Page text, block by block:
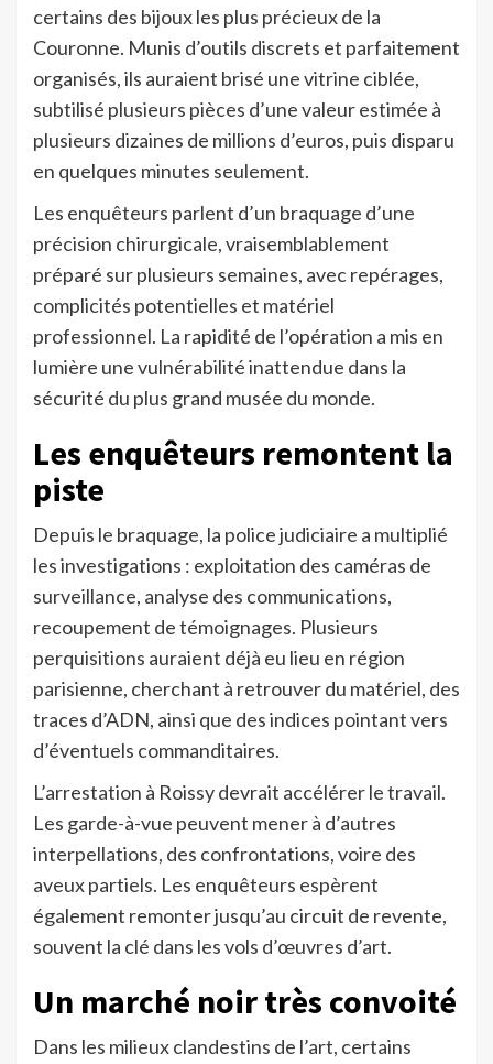
certains des bijoux les plus précieux de la
Couronne. Munis d’outils discrets et parfaitement
organisés, ils auraient brisé une vitrine ciblée,
subtilisé plusieurs pièces d’une valeur estimée à
plusieurs dizaines de millions d’euros, puis disparu
en quelques minutes seulement.
Les enquêteurs parlent d’un braquage d’une
précision chirurgicale, vraisemblablement
préparé sur plusieurs semaines, avec repérages,
complicités potentielles et matériel
professionnel. La rapidité de l’opération a mis en
lumière une vulnérabilité inattendue dans la
sécurité du plus grand musée du monde.
Les enquêteurs remontent la
piste
Depuis le braquage, la police judiciaire a multiplié
les investigations : exploitation des caméras de
surveillance, analyse des communications,
recoupement de témoignages. Plusieurs
perquisitions auraient déjà eu lieu en région
parisienne, cherchant à retrouver du matériel, des
traces d’ADN, ainsi que des indices pointant vers
d’éventuels commanditaires.
L’arrestation à Roissy devrait accélérer le travail.
Les garde-à-vue peuvent mener à d’autres
interpellations, des confrontations, voire des
aveux partiels. Les enquêteurs espèrent
également remonter jusqu’au circuit de revente,
souvent la clé dans les vols d’œuvres d’art.
Un marché noir très convoité
Dans les milieux clandestins de l’art, certains